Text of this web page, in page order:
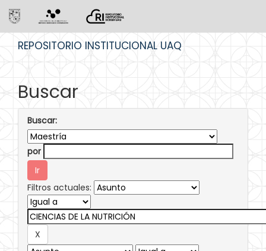
REPOSITORIO INSTITUCIONAL UAQ
Buscar
Buscar:
por
Filtros actuales: